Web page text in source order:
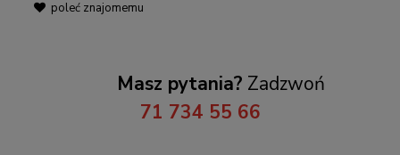
poleć znajomemu
Masz pytania? Zadzwoń
71 734 55 66